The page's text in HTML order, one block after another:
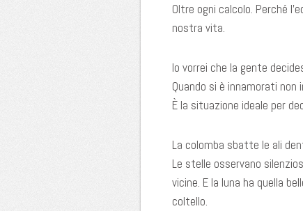
Oltre ogni calcolo. Perché
nostra vita.
Io vorrei che la gente
Quando si è innamorati
È la situazione ideale per
La colomba sbatte le ali
Le stelle osservano
vicine. E la luna ha quella
coltello.